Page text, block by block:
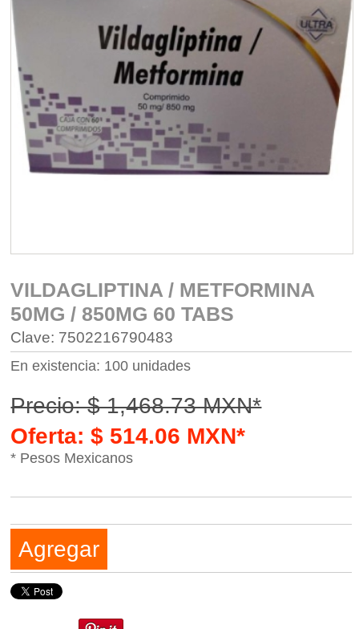
VILDAGLIPTINA / METFORMINA
50MG / 850MG 60 TABS
Clave: 7502216790483
En existencia: 100 unidades
Precio: $ 1,468.73 MXN*
Oferta: $ 514.06 MXN*
* Pesos Mexicanos
Agregar